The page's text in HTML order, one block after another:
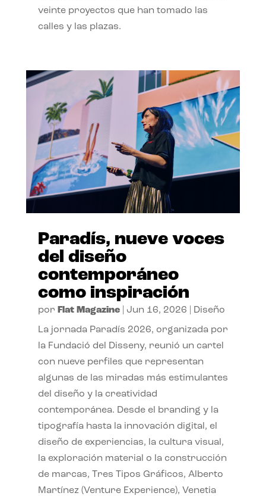
veinte proyectos que han tomado las
calles y las plazas.
Paradís, nueve voces
del diseño
contemporáneo
como inspiración
por Flat Magazine| Jun 16, 2026 Diseño
La jornada Paradís 2026, organizada por
la Fundació del Disseny, reunió un cartel
con nueve perfiles que representan
algunas de las miradas más estimulantes
del diseño y la creatividad
contemporánea. Desde el branding y la
tipografía hasta la innovación digital, el
diseño de experiencias, la cultura visual,
la exploración material o la construcción
de marcas, Tres Tipos Gráficos, Alberto
Martínez (Venture Experience), Venetia